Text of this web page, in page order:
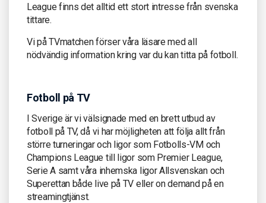
League finns det alltid ett stort intresse från svenska
tittare.
Vi på TVmatchen förser våra läsare med all
nödvändig information kring var du kan titta på fotboll.
Fotboll på TV
I Sverige är vi välsignade med en brett utbud av
fotboll på TV, då vi har möjligheten att följa allt från
större turneringar och ligor som Fotbolls-VM och
Champions League till ligor som Premier League,
Serie A samt våra inhemska ligor Allsvenskan och
Superettan både live på TV eller on demand på en
streamingtjänst.